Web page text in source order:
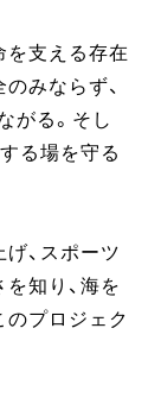
を支える存在
みならず、
がる。そし
る場を守る
、スポーツ
知り、海を
のプロジェク